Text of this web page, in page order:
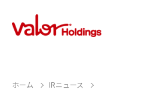
ホーム IRニュース